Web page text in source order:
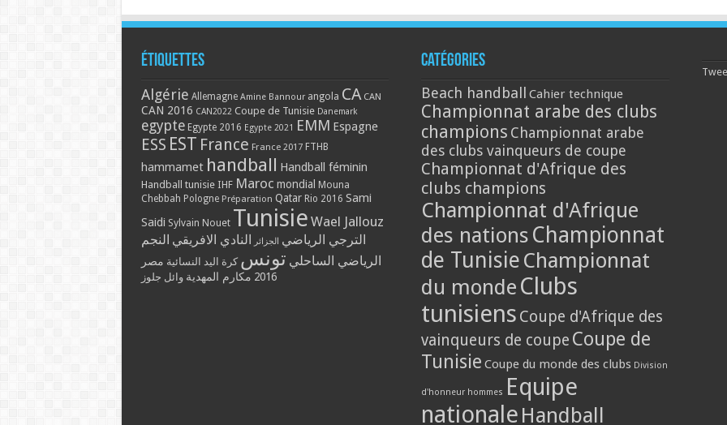
Étiquettes
Algérie Allemagne Amine Bannour angola CA CAN
CAN 2016 CAN2022 Coupe de Tunisie Danemark
egypte Egypte 2016 Egypte 2021 EMM Espagne
ESS EST France France 2017 FTHB
hammamet handball Handball féminin
Handball tunisie IHF Maroc mondial
Mouna
Chebbah Pologne Préparation Qatar Rio 2016 Sami
Saidi Sylvain Nouet Tunisie Wael Jallouz
الترجي الرياضي الجزائر النادي الافريقي النجم
الرياضي الساحلي تونس كرة اليد النسائية مصر
2016 مكارم المهدية وائل جلوز
Catégories
Beach handball Cahier technique
Championnat arabe des clubs
champions Championnat arabe
des clubs vainqueurs de coupe
Championnat d'Afrique des
clubs champions
Championnat d'Afrique
des nations Championnat
de Tunisie Championnat
du monde Clubs
tunisiens Coupe d'Afrique des
vainqueurs de coupe Coupe de
Tunisie Coupe du monde des clubs Division
d'honneur hommes Equipe
nationale Handball